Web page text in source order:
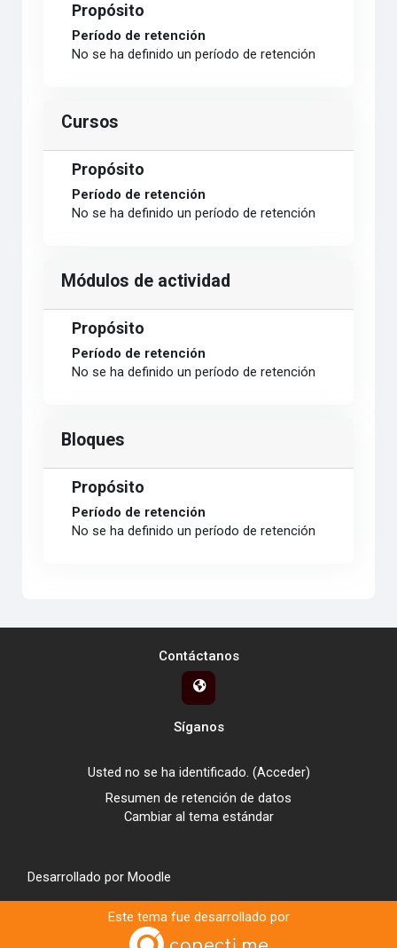
Propósito
Período de retención
No se ha definido un período de retención
Cursos
Propósito
Período de retención
No se ha definido un período de retención
Módulos de actividad
Propósito
Período de retención
No se ha definido un período de retención
Bloques
Propósito
Período de retención
No se ha definido un período de retención
Contáctanos
Síganos
Usted no se ha identificado. (Acceder)
Resumen de retención de datos
Cambiar al tema estándar
Desarrollado por Moodle
Este tema fue desarrollado por